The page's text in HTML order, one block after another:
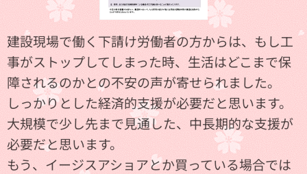
建設現場で働く下請け労働者の方からは、もし工
事がストップしてしまった時、生活はどこまで保
障されるのかとの不安の声が寄せられました。
しっかりとした経済的支援が必要だと思います。
大規模で少し先まで見通した、中長期的な支援が
必要だと思います。
もう、イージスアショアとか買っている場合では